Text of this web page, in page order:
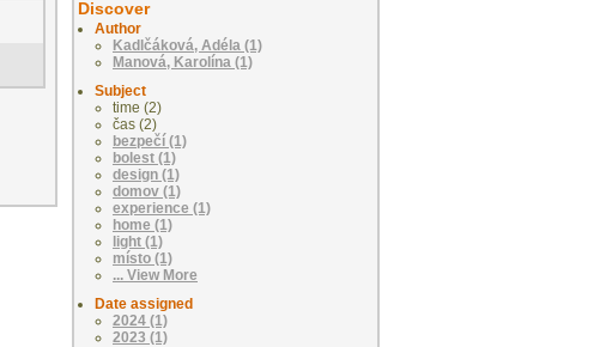
Discover
Author
Kadlčáková, Adéla (1)
Manová, Karolína (1)
Subject
time (2)
čas (2)
bezpečí (1)
bolest (1)
design (1)
domov (1)
experience (1)
home (1)
light (1)
místo (1)
... View More
Date assigned
2024 (1)
2023 (1)